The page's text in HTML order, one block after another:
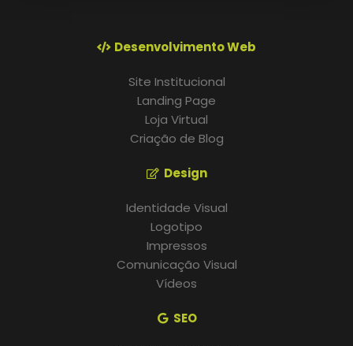
Desenvolvimento Web
Site Institucional
Landing Page
Loja Virtual
Criação de Blog
Design
Identidade Visual
Logotipo
Impressos
Comunicação Visual
Vídeos
SEO